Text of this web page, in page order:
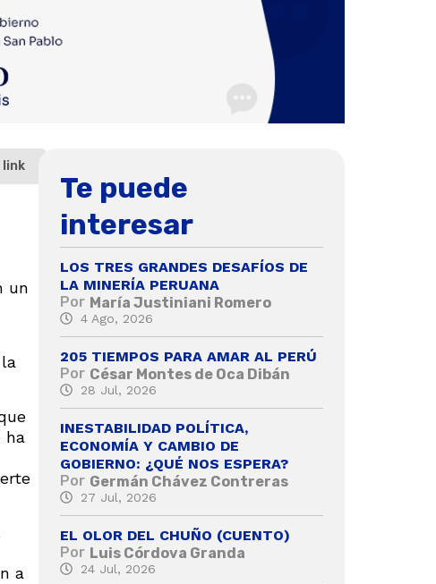
link
un
ha
a
Te puede
interesar
LOS TRES GRANDES DESAFÍOS DE
LA MINERÍA PERUANA
Por María Justiniani Romero
4 Ago, 2026
205 TIEMPOS PARA AMAR AL PERÚ
Por César Montes de Oca Dibán
28 Jul, 2026
INESTABILIDAD POLÍTICA,
ECONOMÍA Y CAMBIO DE
GOBIERNO: ¿QUÉ NOS ESPERA?
Por Germán Chávez Contreras
27 Jul, 2026
EL OLOR DEL CHUÑO (CUENTO)
Por Luis Córdova Granda
24 Jul, 2026